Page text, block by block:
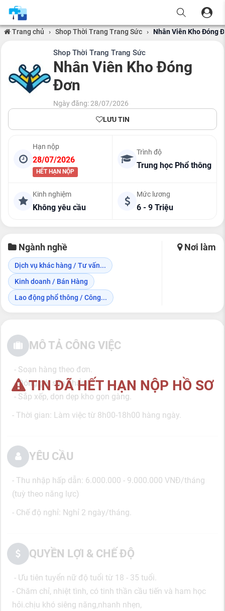
Trang chủ › Shop Thời Trang Trang Sức › Nhân Viên Kho Đóng
Shop Thời Trang Trang Sức
Nhân Viên Kho Đóng
Đơn
Ngày đăng: 28/07/2026
LƯU TIN
Hạn nộp
28/07/2026
HẾT HẠN NỘP
Trình độ
Trung học Phổ thông
Kinh nghiệm
Không yêu cầu
Mức lương
6 - 9 Triệu
Ngành nghề
Dịch vụ khác hàng / Tư vấn...
Kinh doanh / Bán Hàng
Lao động phổ thông / Công...
Nơi làm
TIN ĐÃ HẾT HẠN NỘP HỒ SƠ
MÔ TẢ CÔNG VIỆC
- Soạn hàng theo đơn.
- Đóng gói sản phẩm.
- Sắp xếp, dọn dẹp kho gọn gàng.
- Thời gian: Làm việc từ 8h00-18h00 hàng ngày.
YÊU CẦU
- Thu nhập hấp dẫn: 6.000.000 - 9.000.000 VNĐ/tháng
(tuỳ theo năng lực)
- Chế độ nghỉ: Nghỉ 2 ngày/tháng.
QUYỀN LỢI & CHẾ ĐỘ
- Ưu tiên tuyển nữ độ tuổi từ 18 - 35 tuổi.
- Chăm chỉ, nhiệt tình, có tinh thần cầu tiến và ham học
hỏi.chịu khó siêng năng,nhanh nhẹn,